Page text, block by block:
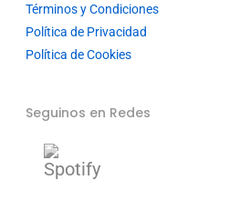
Términos y Condiciones
Política de Privacidad
Política de Cookies
Seguinos en Redes